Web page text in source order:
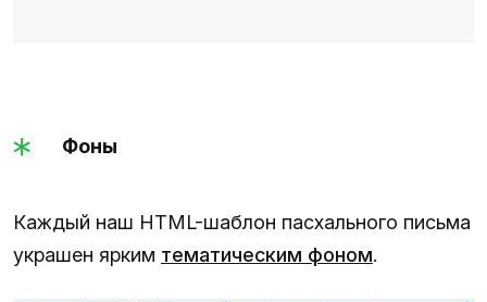
Фоны
Каждый наш HTML-шаблон пасхального письма
украшен ярким тематическим фоном.